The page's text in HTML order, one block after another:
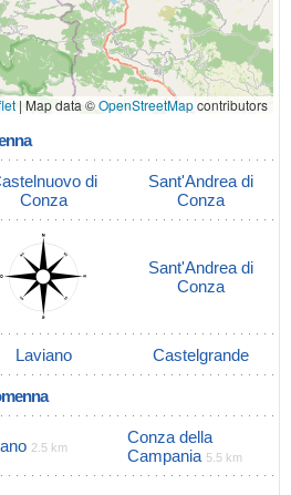
| Map data ©OpenStreetMapcontributors
di
Conza
Sant'Andrea di
Conza
Sant'Andrea di
Conza
Laviano Castelgrande
2.5 km
Conza della
Campania 5.5 km